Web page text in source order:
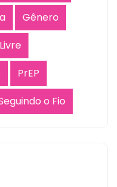
Gênero
Livre
PrEP
o Fio